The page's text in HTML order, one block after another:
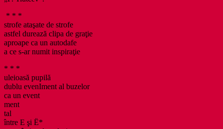
* * *
strofe ataşate de strofe
astfel durează clipa de graţie
aproape ca un autodafe
a ce s-ar numit inspiraţie
* * *
uleioasă pupilă
dublu evenIment al buzelor
ca un event
ment
tal
între E şi Ë*